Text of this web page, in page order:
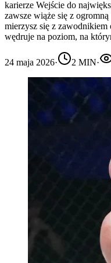
karierze Wejście do
zawsze wiąże się z
mierzysz się z zawodnikiem
wędruje na poziom, na
24 maja 2026· 2 MIN·